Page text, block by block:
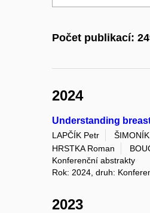
Počet publikací:
2024
Understanding
LAPČÍK Petr
HRSTKA Roman
Konferenční abstrakty
Rok: 2024, druh:
2023